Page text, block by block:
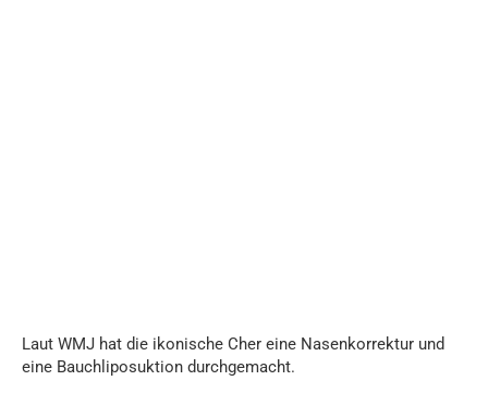
Laut WMJ hat die ikonische Cher eine Nasenkorrektur und
eine Bauchliposuktion durchgemacht.